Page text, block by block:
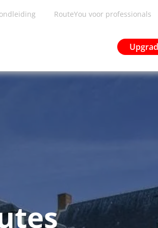
RouteYou voor professionals